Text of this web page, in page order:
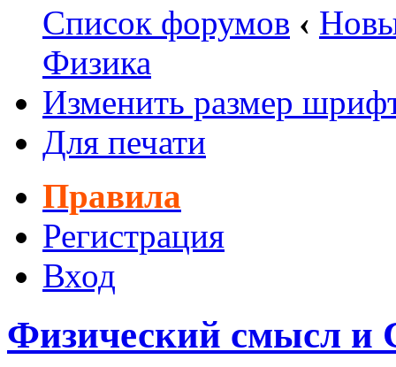
Список форумов ‹
Физика
Изменить размер
Для печати
Правила
Регистрация
Вход
Физический смысл и